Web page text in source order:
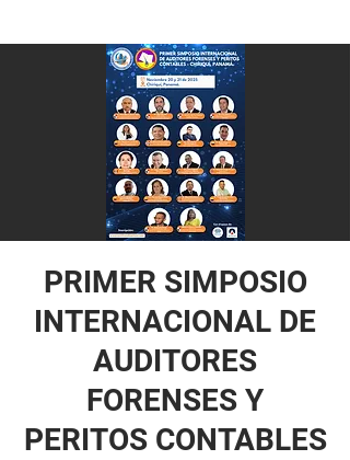
PRIMER SIMPOSIO
INTERNACIONAL DE
AUDITORES
FORENSES Y
PERITOS CONTABLES